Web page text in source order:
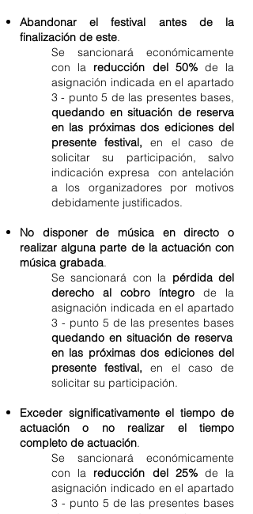
Abandonar el festival antes de la
finalización de este.
Se sancionará económicamente
con la reducción del 50%de la
asignación indicada en el apartado
3 - punto 5 de las presentes bases,
quedando en situación de reserva
en las próximas dos ediciones del
presente festival, en el caso de
solicitar su participación, salvo
indicación expresa con antelación
a los organizadores por motivos
debidamente justificados.
No disponer de música en directo o
realizar alguna parte de la actuación con
música grabada.
Se sancionará con la pérdida del
derecho al cobro íntegro de la
asignación indicada en el apartado
3 - punto 5 de las presentes bases
quedando en situación de reserva
en las próximas dos ediciones del
presente festival, en el caso de
solicitar su participación.
Exceder significativamente el tiempo de
actuación o no realizar el tiempo
completo de actuación.
Se sancionará económicamente
con la reducción del 25%de la
asignación indicado en el apartado
3 - punto 5 de las presentes bases